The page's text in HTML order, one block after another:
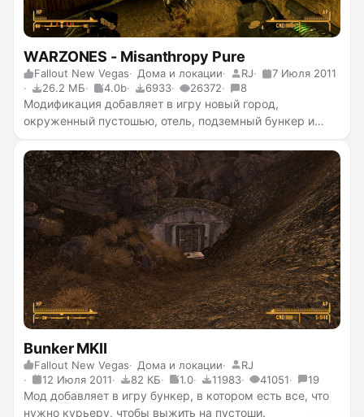
WARZONES - Misanthropy Pure
Fallout New Vegas Дома и локации RJ
7 Июля 2011
26.2 МБ
4.0b 6933 26372 8
Модификация добавляет в игру новый город,
окруженный пустошью, отель, подземный бункер и
этом мире, где раньше кипела жизнь.
Bunker MKII
Fallout New Vegas Дома и локации
RJ
12 Июля 2011
82 КБ 1.0 11983 41051 19
Мод добавляет в игру бункер, в котором есть все, что
нужно курьеру, чтобы выжить на пустоши.